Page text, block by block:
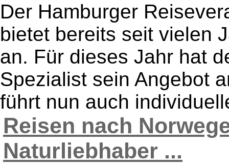
Der Hamburger
bietet bereits seit vielen
an. Für dieses Jahr hat
Spezialist sein Angebot
führt nun auch
Reisen nach
Naturliebhaber ...